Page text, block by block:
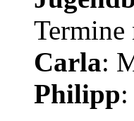
Termine
Carla:
Philipp